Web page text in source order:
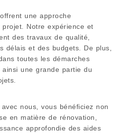
une approche
Notre expérience et
des travaux de qualité,
délais et des budgets. De plus,
toutes les démarches
une grande partie du
nous, vous bénéficiez non
en matière de rénovation,
approfondie des aides